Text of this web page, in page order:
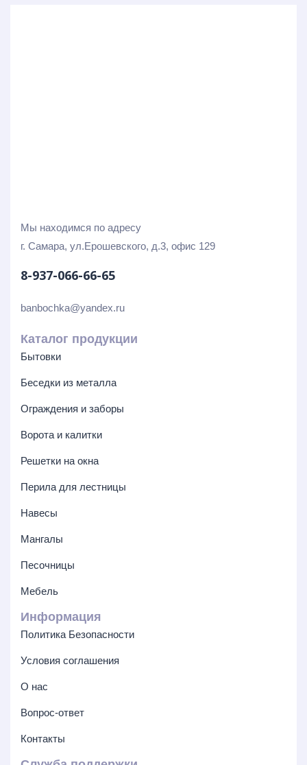
Мы находимся по адресу
г. Самара, ул.Ерошевского, д.3, офис 129
8-937-066-66-65
banbochka@yandex.ru
Каталог продукции
Бытовки
Беседки из металла
Ограждения и заборы
Ворота и калитки
Решетки на окна
Перила для лестницы
Навесы
Мангалы
Песочницы
Мебель
Информация
Политика Безопасности
Условия соглашения
О нас
Вопрос-ответ
Контакты